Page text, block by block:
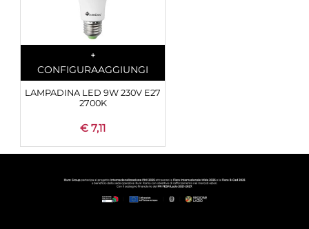
Quantity
+
CONFIGURAAGGIUNGI
LAMPADINA LED 9W 230V E27
2700K
€ 7,11